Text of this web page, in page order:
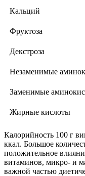
Кальций
Фруктоза
Декстроза
Незаменимые
Заменимые
Жирные кислоты
Калорийность 100 г
ккал. Большое
положительное
витаминов, микро- и
важной частью